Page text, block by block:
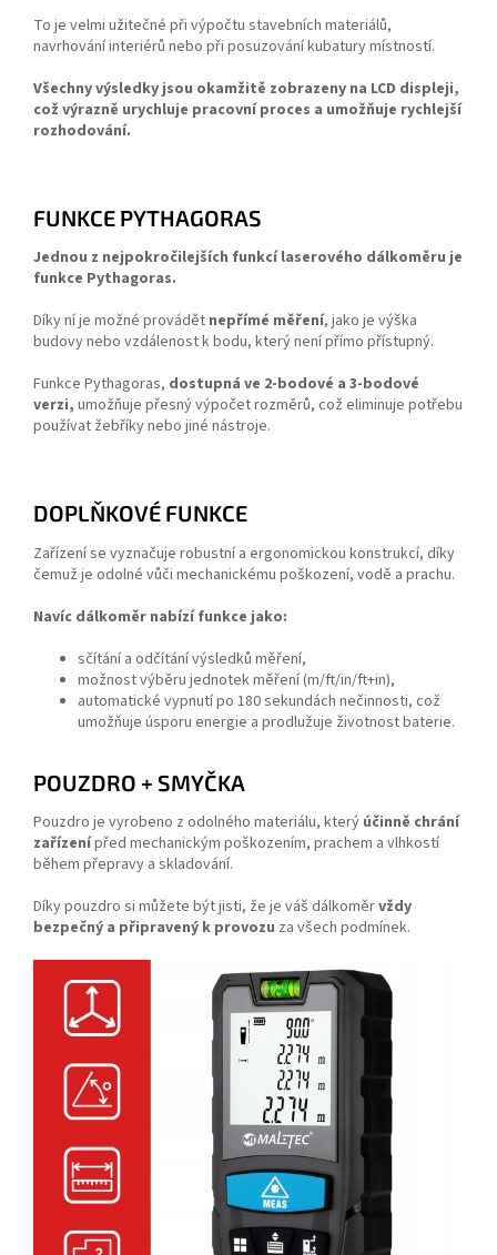
To je velmi užitečné při výpočtu stavebních materiálů,
navrhování interiérů nebo při posuzování kubatury místností.
Všechny výsledky jsou okamžitě zobrazeny na LCD displeji,
což výrazně urychluje pracovní proces a umožňuje rychlejší
rozhodování.
FUNKCE PYTHAGORAS
Jednou z nejpokročilejších funkcí laserového dálkoměru je
funkce Pythagoras.
Díky ní je možné provádět nepřímé měření, jako je výška
budovy nebo vzdálenost k bodu, který není přímo přístupný.
Funkce Pythagoras, dostupná ve 2-bodové a 3-bodové
verzi, umožňuje přesný výpočet rozměrů, což eliminuje potřebu
používat žebříky nebo jiné nástroje.
DOPLŇKOVÉ FUNKCE
Zařízení se vyznačuje robustní a ergonomickou konstrukcí, díky
čemuž je odolné vůči mechanickému poškození, vodě a prachu.
Navíc dálkoměr nabízí funkce jako:
sčítání a odčítání výsledků měření,
možnost výběru jednotek měření (m/ft/in/ft+in),
automatické vypnutí po 180 sekundách nečinnosti, což
umožňuje úsporu energie a prodlužuje životnost baterie.
POUZDRO + SMYČKA
Pouzdro je vyrobeno z odolného materiálu, který účinně chrání
zařízenípřed mechanickým poškozením, prachem a vlhkostí
během přepravy a skladování.
Díky pouzdro si můžete být jisti, že je váš dálkoměrvždy
bezpečný a připravený k provozu za všech podmínek.